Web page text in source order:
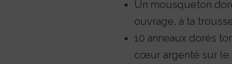
Un mousqueton
ouvrage, à ta
10 anneaux dorés
cœur argenté sur le